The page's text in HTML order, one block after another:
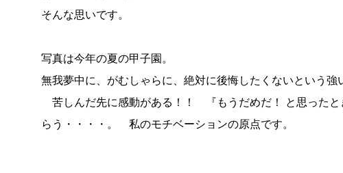
そんな思いです。
写真は今年の夏の甲子園。
無我夢中に、がむしゃらに、絶対に後悔したくないという強
苦しんだ先に感動がある！！ 『もうだめだ！ と思った
らう・・・・。 私のモチベーションの原点です。